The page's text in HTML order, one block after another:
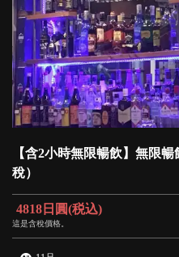
【含2小時無限暢飲】無限
稅）
4818日圓(税込)
這是含稅價格。